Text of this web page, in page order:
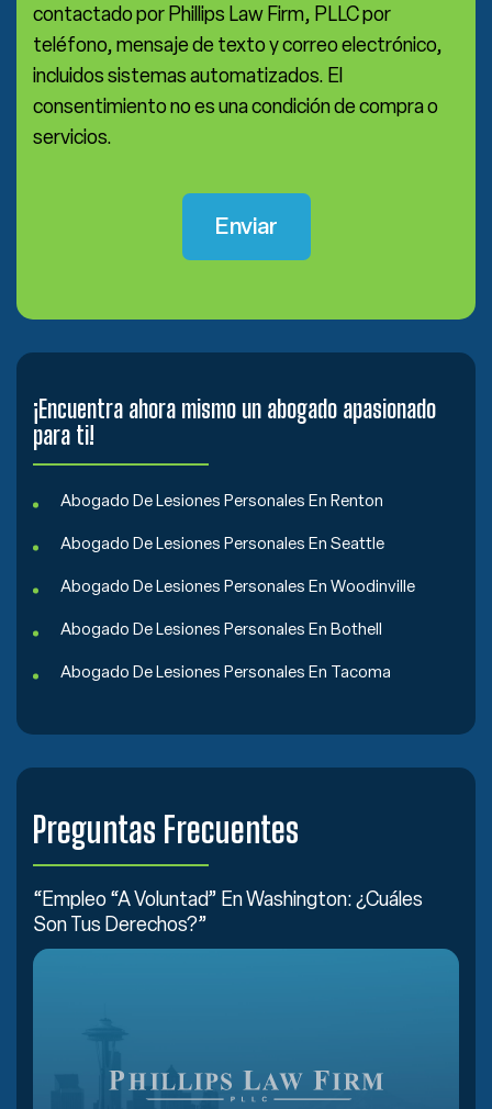
contactado por Phillips Law Firm, PLLC por
teléfono, mensaje de texto y correo electrónico,
incluidos sistemas automatizados. El
consentimiento no es una condición de compra o
servicios.
¡Encuentra ahora mismo un abogado apasionado
para ti!
Abogado De Lesiones Personales En Renton
Abogado De Lesiones Personales En Seattle
Abogado De Lesiones Personales En Woodinville
Abogado De Lesiones Personales En Bothell
Abogado De Lesiones Personales En Tacoma
Preguntas Frecuentes
“Empleo “a Voluntad” En Washington: ¿Cuáles
Son Tus Derechos?”